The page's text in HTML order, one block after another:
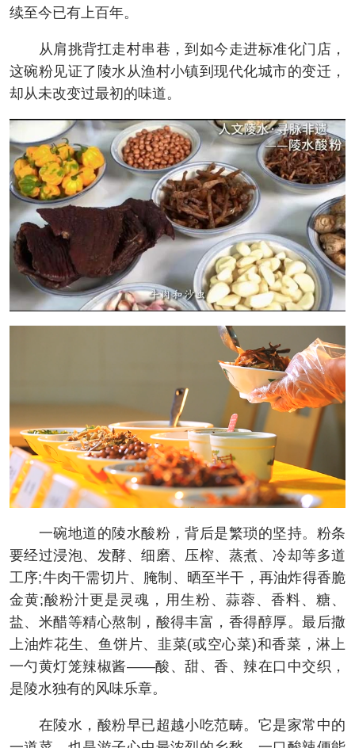
续至今已有上百年。
从肩挑背扛走村串巷，到如今走进标准化门店，
这碗粉见证了陵水从渔村小镇到现代化城市的变迁，
却从未改变过最初的味道。
一碗地道的陵水酸粉，背后是繁琐的坚持。粉条
要经过浸泡、发酵、细磨、压榨、蒸煮、冷却等多道
工序;牛肉干需切片、腌制、晒至半干，再油炸得香脆
金黄;酸粉汁更是灵魂，用生粉、蒜蓉、香料、糖、
盐、米醋等精心熬制，酸得丰富，香得醇厚。最后撒
上油炸花生、鱼饼片、韭菜(或空心菜)和香菜，淋上
一勺黄灯笼辣椒酱——酸、甜、香、辣在口中交织，
是陵水独有的风味乐章。
在陵水，酸粉早已超越小吃范畴。它是家常中的